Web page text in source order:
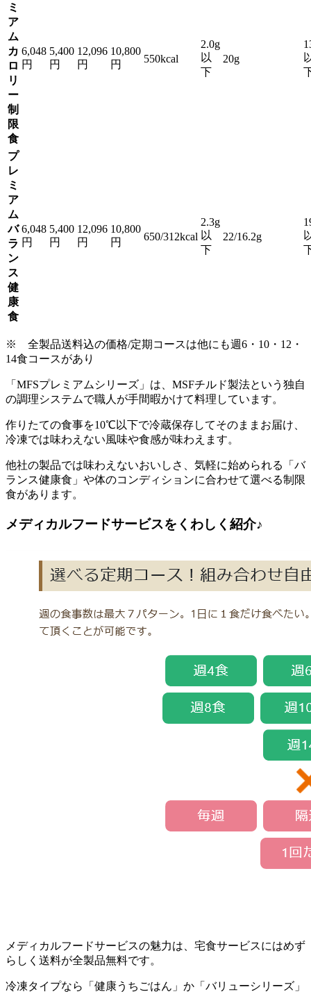
ミ
ア
ム
カ
ロ
リ
ー
制
限
食
6,048
円
5,400
円
12,096
円
10,800
円
550kcal
2.0g
以
下
20g
プ
レ
ミ
ア
ム
バ
ラ
ン
ス
健
康
食
6,048
円
5,400
円
12,096
円
10,800
円
650/312kcal
2.3g
以
下
22/16.2g
※ 全製品送料込の価格/定期コースは他にも週6・10・12・
14食コースがあり
「MFSプレミアムシリーズ」は、MSFチルド製法という独自
の調理システムで職人が手間暇かけて料理しています。
作りたての食事を10℃以下で冷蔵保存してそのままお届け、
冷凍では味わえない風味や食感が味わえます。
他社の製品では味わえないおいしさ、気軽に始められる「バ
ランス健康食」や体のコンディションに合わせて選べる制限
食があります。
メディカルフードサービスをくわしく紹介♪
メディカルフードサービスの魅力は、宅食サービスにはめず
らしく送料が全製品無料です。
冷凍タイプなら「健康うちごはん」か「バリューシリーズ」